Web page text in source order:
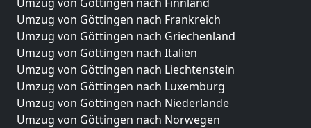
Umzug von Göttingen nach Frankreich
Umzug von Göttingen nach Griechenland
Umzug von Göttingen nach Italien
Umzug von Göttingen nach Liechtenstein
Umzug von Göttingen nach Luxemburg
Umzug von Göttingen nach Niederlande
Umzug von Göttingen nach Norwegen